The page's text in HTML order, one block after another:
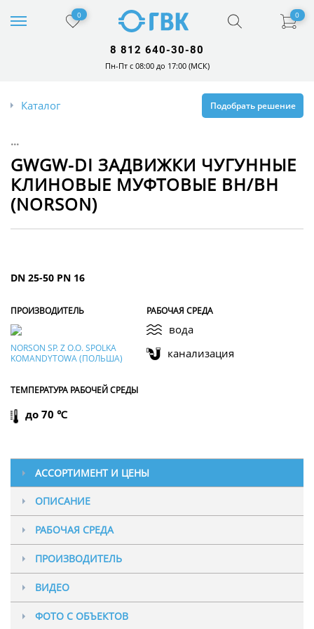
0 0
8 812 640-30-80
Пн-Пт с 08:00 до 17:00 (МСК)
Каталог Подобрать решение
...
GWGW-DI ЗАДВИЖКИ ЧУГУННЫЕ
КЛИНОВЫЕ МУФТОВЫЕ ВН/ВН
(NORSON)
DN 25-50 PN 16
ПРОИЗВОДИТЕЛЬ
NORSON SP. Z O.O. SPOLKA
KOMANDYTOWA (ПОЛЬША)
РАБОЧАЯ СРЕДА
вода
канализация
ТЕМПЕРАТУРА РАБОЧЕЙ СРЕДЫ
до 70 ℃
АССОРТИМЕНТ И ЦЕНЫ
Цена и наличие на складе:
(обновлено 31.07.2026 в 09:06)
GWGW-CI Задвижка чугунная клиновая муфтовая
Ду 20 (В/В) G 3/4" Ру 1,0 (СЧ, NORSON)
В наличии:
Цена
ОПИСАНИЕ
РАБОЧАЯ СРЕДА
вода
ТЕМПЕРАТУРА РАБОЧЕЙ СРЕДЫ
до 70 ℃
ПРОИЗВОДИТЕЛЬ
NORSON SP. Z O.O. SPOLKA KOMANDYTOWA (ПОЛЬША)
ВИДЕО
ФОТО С ОБЪЕКТОВ